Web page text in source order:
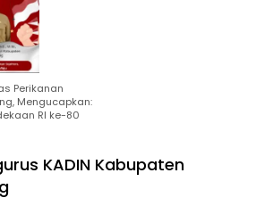
Perikanan
Mengucapkan:
RI ke-80
KADIN Kabupaten